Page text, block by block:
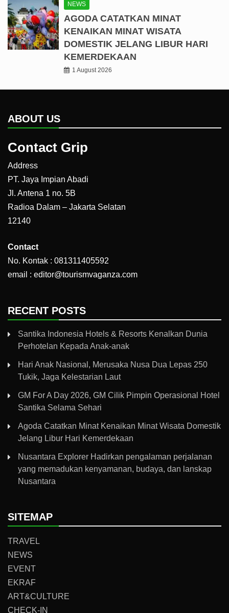
NEWS
AGODA CATATKAN MINAT
KENAIKAN MINAT WISATA
DOMESTIK JELANG LIBUR HARI
KEMERDEKAAN
1 August 2026
ABOUT US
Contact Grip
Address
PT. Jaya Impian Abadi
Jl. Antena 1 no. 5B
Radioa Dalam – Jakarta Selatan
12140
Contact
No. Kontak : 081311405592
email : editor@tourismvaganza.com
RECENT POSTS
Santika Indonesia Hotels & Resorts Kenalkan Dunia
Perhotelan Kepada Anak-anak
Hari Anak Nasional, Merusaka Nusa Dua Lepas 250
Tukik, Jaga Kelestarian Laut
GM For A Day 2026, GM Cilik Pimpin Operasional Hotel
Santika Selama Sehari
Agoda Catatkan Minat Kenaikan Minat Wisata Domestik
Jelang Libur Hari Kemerdekaan
Nusantara Explorer Hadirkan pengalaman perjalanan
yang memadukan kenyamanan, budaya, dan lanskap
Nusantara
SITEMAP
TRAVEL
NEWS
EVENT
EKRAF
ART&CULTURE
CHECK-IN